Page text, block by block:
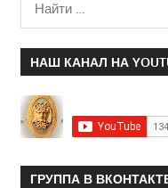
НАШ КАНАЛ НА
ГРУППА В